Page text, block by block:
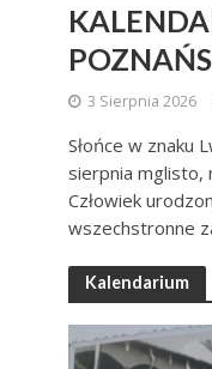
3 Sierpnia 2026
Słońce w znaku
sierpnia mglisto,
Człowiek
wszechstronne
Kalendarium